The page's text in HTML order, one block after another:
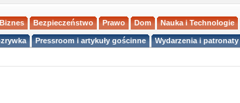
Biznes Bezpieczeństwo Prawo Dom Nauka i Technologie
Pressroom i artykuły gościnne Wydarzenia i patronaty